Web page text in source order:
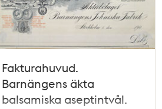
Fakturahuvud.
Barnängens äkta
balsamiska aseptintvål.